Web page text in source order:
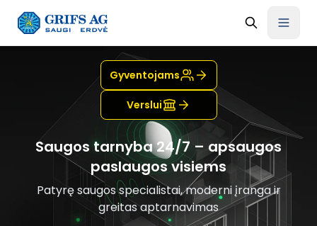
Gyventojams
Verslui
Saugos tarnyba 24/7 – apsaugos
paslaugos visiems
Patyrę saugos specialistai, moderni įranga ir
greitas aptarnavimas